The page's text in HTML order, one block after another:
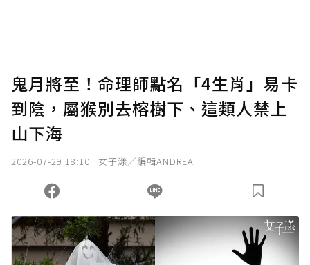
鬼月將至！命理師點名「4生肖」易卡
到陰，屬猴別去榕樹下、這類人禁上
山下海
2026-07-29 18:10 女子漾／編輯ANDREA